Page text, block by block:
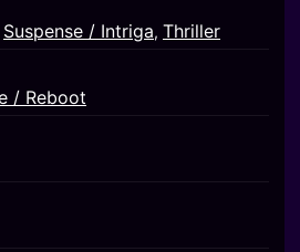
Suspense / Intriga, Thriller
/ Reboot